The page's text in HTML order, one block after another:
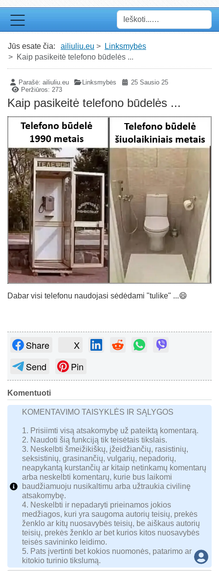
Paieška
Jūs esate čia: ailiuliu.eu
Linksmybės
Kaip pasikeitė telefono būdelės ...
Parašė:ailiuliu.eu Linksmybės
25 Sausio 25
Peržiūros: 273
Kaip pasikeitė telefono būdelės ...
Dabar visi telefonu naudojasi sėdėdami "tulike" ...😄
Share
X
Send
Pin
Komentuoti
KOMENTAVIMO TAISYKLĖS IR SĄLYGOS
1. Prisiimti visą atsakomybę už pateiktą komentarą.
2. Naudoti šią funkciją tik teisėtais tikslais.
3. Neskelbti šmeižikiškų, įžeidžiančių, rasistinių,
seksistinių, grasinančių, vulgarių, nepadorių,
neapykantą kurstančių ar kitaip netinkamų komentarų
arba neskelbti komentarų, kurie bus laikomi
baudžiamuoju nusikaltimu arba užtraukia civilinę
atsakomybę.
4. Neskelbti ir nepadaryti prieinamos jokios
medžiagos, kuri yra saugoma autorių teisių, prekės
ženklo ar kitų nuosavybės teisių, be aiškaus autorių
teisių, prekės ženklo ar bet kurios kitos nuosavybės
teisės savininko leidimo.
5. Pats įvertinti bet kokios nuomonės, patarimo ar
kitokio turinio tikslumą.